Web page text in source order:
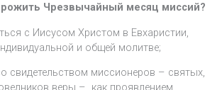
Чрезвычайный месяц миссий?
с Иисусом Христом в Евхаристии,
и общей молитве;
свидетельством миссионеров – святых,